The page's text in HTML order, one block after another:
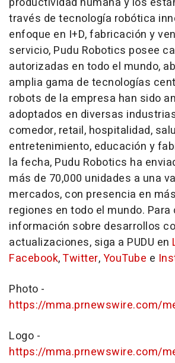
través de tecnología robótica
enfoque en I+D, fabricación y
servicio, Pudu Robotics posee
autorizadas en todo el mundo,
amplia gama de tecnologías
robots de la empresa han sido
adoptados en diversas
comedor, retail, hospitalidad,
entretenimiento, educación y
la fecha, Pudu Robotics ha
más de 70,000 unidades a una
mercados, con presencia en
regiones en todo el mundo.
información sobre desarrollos
actualizaciones, siga a PUDU en
Facebook,Twitter,YouTube e
Photo -
https://mma.prnewswire.com/
Logo -
https://mma.prnewswire.com/